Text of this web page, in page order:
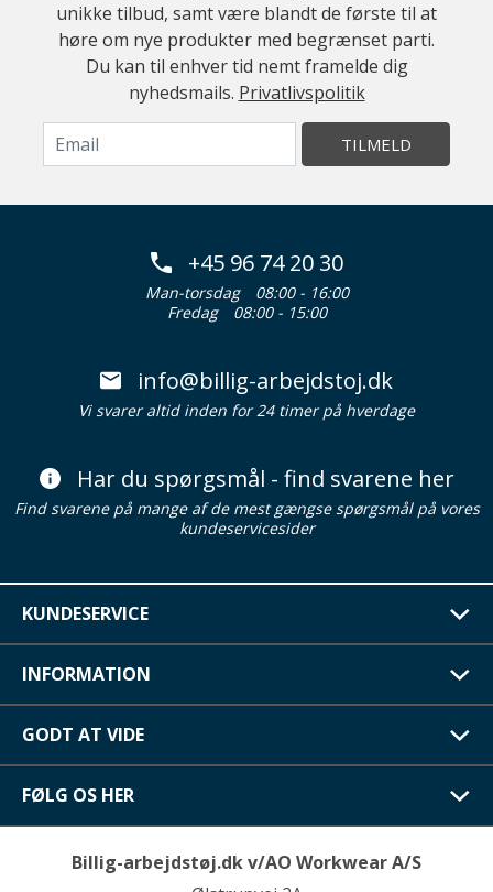
unikke tilbud, samt være blandt de første til at
høre om nye produkter med begrænset parti.
Du kan til enhver tid nemt framelde dig
nyhedsmails. Privatlivspolitik
TILMELD
+45 96 74 20 30
Man-torsdag
08:00 - 16:00
Fredag
08:00 - 15:00
info@billig-arbejdstoj.dk
Vi svarer altid inden for 24 timer på hverdage
Har du spørgsmål - find svarene her
Find svarene på mange af de mest gængse spørgsmål på vores
kundeservicesider
KUNDESERVICE
INFORMATION
GODT AT VIDE
FØLG OS HER
Billig-arbejdstøj.dk v/AO Workwear A/S